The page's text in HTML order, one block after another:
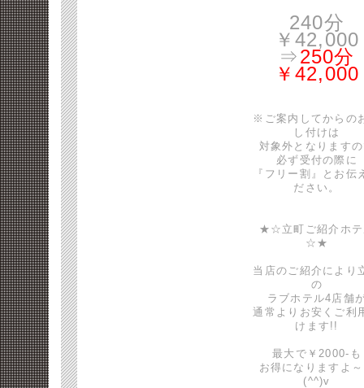
240分
￥42,000
⇒250分
￥42,000
※ご案内してからの
し付けは
対象外となります
必ず受付の際に
『フリー割』とお伝
ださい。
★☆立町ご紹介ホ
☆★
当店のご紹介により
の
ラブホテル4店舗
通常よりお安くご利
けます!!
最大で￥2000-も
お得になりますよ
(^^)v